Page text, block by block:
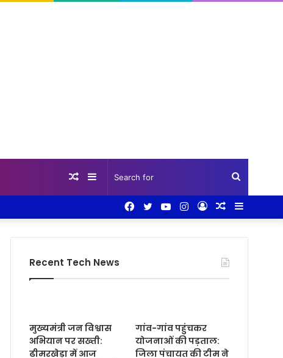
for
Sidebar
Random
Random
Log
Instagram
YouTube
Twitter
Facebook
Recent Tech News
मुख्यमंत्री जन विश्वास
अभियान पर सख्ती:
ढीमरखेड़ा में आज
गांव-गांव पहुंचकर
योजनाओं की पड़ताल:
जिला पंचायत की टीम ने